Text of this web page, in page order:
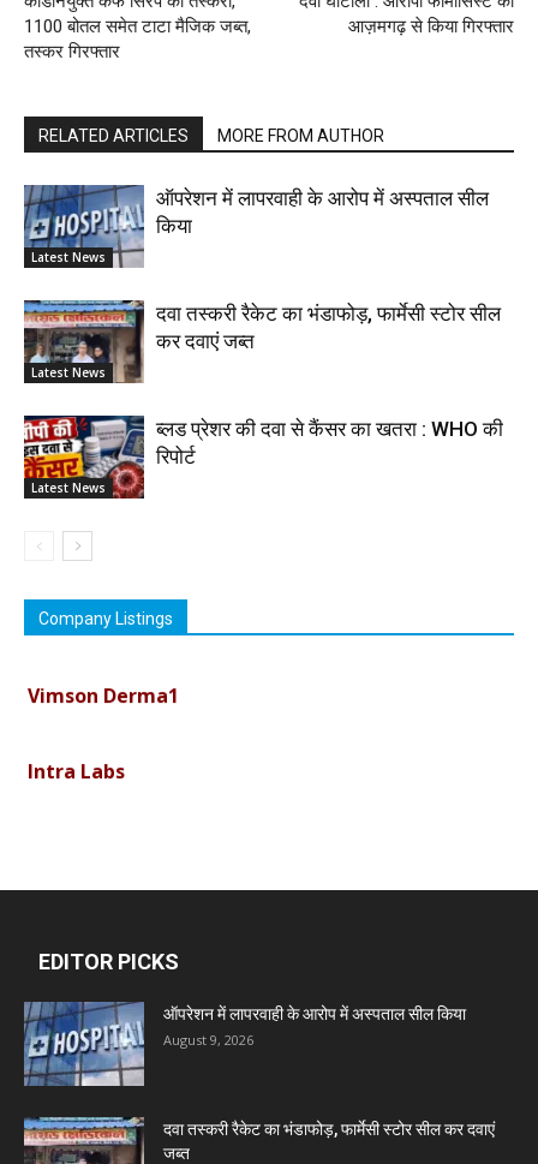
1100 बोतल समेत टाटा मैजिक जब्त,
तस्कर गिरफ्तार
आज़मगढ़ से किया गिरफ्तार
RELATED ARTICLES MORE FROM AUTHOR
Latest News
ऑपरेशन में लापरवाही के आरोप में अस्पताल सील
किया
Latest News
दवा तस्करी रैकेट का भंडाफोड़, फार्मेसी स्टोर सील
कर दवाएं जब्त
Latest News
ब्लड प्रेशर की दवा से कैंसर का खतरा : WHO की
रिपोर्ट
Company Listings
Vimson Derma1
Intra Labs
Invision Pharma Limited
Ben Pharmaceuticals
EDITOR PICKS
ऑपरेशन में लापरवाही के आरोप में अस्पताल सील किया
August 9, 2026
दवा तस्करी रैकेट का भंडाफोड़, फार्मेसी स्टोर सील कर दवाएं
जब्त